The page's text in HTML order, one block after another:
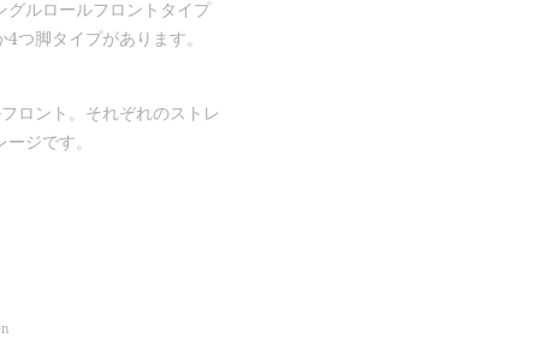
グルロールフロントタイプ
つ脚タイプがあります。
ロント。それぞれのストレ
ジです。